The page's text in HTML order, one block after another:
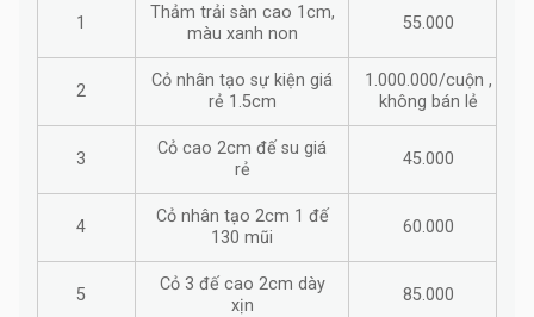
1
Thảm trải sàn cao 1cm,
màu xanh non
55.000
2
Cỏ nhân tạo sự kiện giá
rẻ 1.5cm
1.000.000/cuộn ,
không bán lẻ
3
Cỏ cao 2cm đế su giá
rẻ
45.000
4
Cỏ nhân tạo 2cm 1 đế
130 mũi
60.000
5
Cỏ 3 đế cao 2cm dày
xịn
85.000